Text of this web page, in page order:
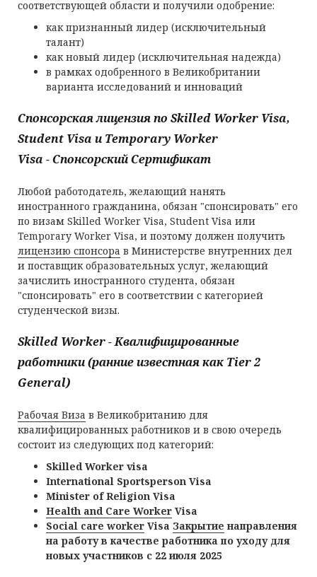
соответствующей области и получили одобрение:
как признанный лидер (исключительный
талант)
как новый лидер (исключительная надежда)
в рамках одобренного в Великобритании
варианта исследований и инноваций
Спонсорская лицензия по Skilled Worker Visa,
Student Visa и Temporary Worker
Visa -Спонсорский Сертификат
Любой работодатель, желающий нанять
иностранного гражданина, обязан "спонсировать" его
по визам Skilled Worker Visa, Student Visa или
Temporary Worker Visa, и поэтому должен получить
лицензию спонсора в Министерстве внутренних дел
и поставщик образовательных услуг, желающий
зачислить иностранного студента, обязан
"спонсировать" его в соответствии с категорией
студенческой визы.
Skilled Worker - Квалифицированные
работники (ранние известная как Тier 2
General)
Рабочая Виза в Великобританию для
квалифицированных работников и в свою очередь
состоит из следующих под категорий:
Skilled Worker visa
International Sportsperson Visa
Minister of Religion Visa
Health and Care Worker Visa
Social care worker Visa Закрытие направления
на работу в качестве работника по уходу для
новых участников с 22 июля 2025